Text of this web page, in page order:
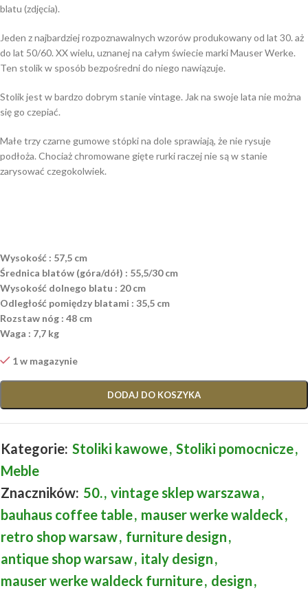
blatu (zdjęcia).
Jeden z najbardziej rozpoznawalnych wzorów produkowany od lat 30. aż
do lat 50/60. XX wielu, uznanej na całym świecie marki Mauser Werke.
Ten stolik w sposób bezpośredni do niego nawiązuje.
Stolik jest w bardzo dobrym stanie vintage. Jak na swoje lata nie można
się go czepiać.
Małe trzy czarne gumowe stópki na dole sprawiają, że nie rysuje
podłoża. Chociaż chromowane gięte rurki raczej nie są w stanie
zarysować czegokolwiek.
Wysokość : 57,5 cm
Średnica blatów (góra/dół) : 55,5/30 cm
Wysokość dolnego blatu : 20 cm
Odległość pomiędzy blatami : 35,5 cm
Rozstaw nóg : 48 cm
Waga : 7,7 kg
1 w magazynie
DODAJ DO KOSZYKA
Kategorie: Stoliki kawowe, Stoliki pomocnicze,
Meble
Znaczników: 50., vintage sklep warszawa,
bauhaus coffee table, mauser werke waldeck,
retro shop warsaw, furniture design,
antique shop warsaw, italy design,
mauser werke waldeck furniture, design,